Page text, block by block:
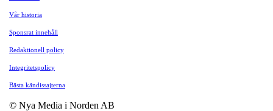
Vår historia
Sponsrat innehåll
Redaktionell policy
Integritetspolicy
Bästa kändissajterna
© Nya Media i Norden AB